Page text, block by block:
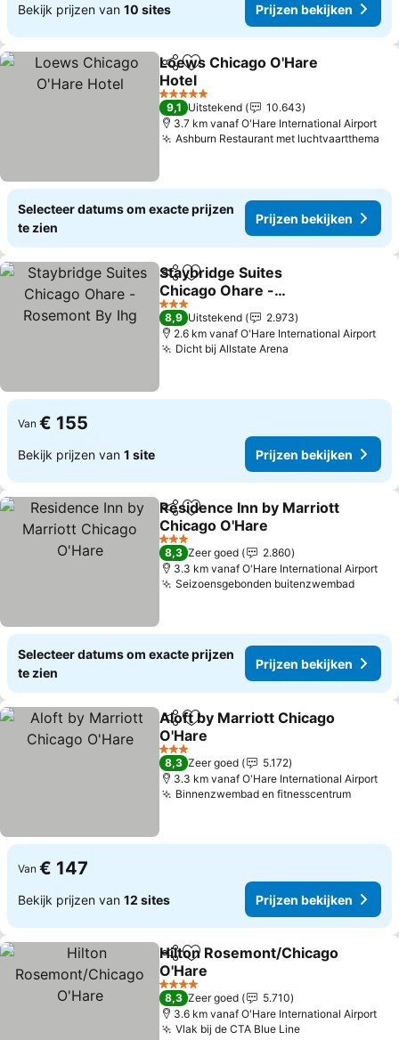
Bekijk prijzen van 10 sites Prijzen bekijken
DelenToevoegen aan favorieten
Loews Chicago O'Hare
Hotel
Prijzen bekijken
5 Sterren
9,1 Uitstekend
10.643
3.7 km vanaf O'Hare International Airport
Ashburn Restaurant met luchtvaartthema
Selecteer datums om exacte prijzen
te zien
Prijzen bekijken
DelenToevoegen aan favorieten
Staybridge Suites
Chicago Ohare -
Rosemont By Ihg
Prijzen bekijken
3 Sterren
8,9 Uitstekend
2.973
2.6 km vanaf O'Hare International Airport
Dicht bij Allstate Arena
Van € 155
Bekijk prijzen van 1 site Prijzen bekijken
DelenToevoegen aan favorieten
Residence Inn by Marriott
Chicago O'Hare
Prijzen bekijken
3 Sterren
8,3 Zeer goed
2.860
3.3 km vanaf O'Hare International Airport
Seizoensgebonden buitenzwembad
Selecteer datums om exacte prijzen
te zien
Prijzen bekijken
DelenToevoegen aan favorieten
Aloft by Marriott Chicago
O'Hare
Prijzen bekijken
3 Sterren
8,3 Zeer goed
5.172
3.3 km vanaf O'Hare International Airport
Binnenzwembad en fitnesscentrum
Van € 147
Bekijk prijzen van 12 sites Prijzen bekijken
DelenToevoegen aan favorieten
Hilton Rosemont/Chicago
O'Hare
Prijzen bekijken
4 Sterren
8,3 Zeer goed
5.710
3.6 km vanaf O'Hare International Airport
Vlak bij de CTA Blue LinePrijzen